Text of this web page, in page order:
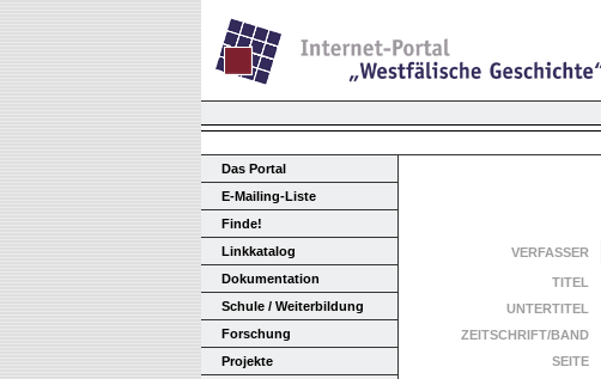
Das Portal
E-Mailing-Liste
Finde!
Linkkatalog
Dokumentation
Schule / Weiterbildung
Forschung
Projekte
VERFASSER
TITEL
UNTERTITEL
ZEITSCHRIFT/BAND
SEITE